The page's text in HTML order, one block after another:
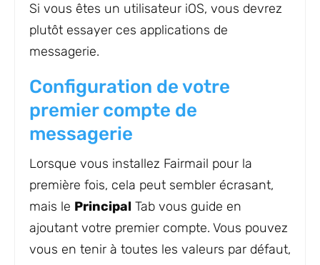
Si vous êtes un utilisateur iOS, vous devrez
plutôt essayer ces applications de
messagerie.
Configuration de votre
premier compte de
messagerie
Lorsque vous installez Fairmail pour la
première fois, cela peut sembler écrasant,
mais le Principal Tab vous guide en
ajoutant votre premier compte. Vous pouvez
vous en tenir à toutes les valeurs par défaut,